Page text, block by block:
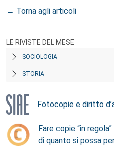
← Torna agli articoli
LE RIVISTE DEL MESE
SOCIOLOGIA
STORIA
Fotocopie e diritto
Fare copie “in
di quanto si possa